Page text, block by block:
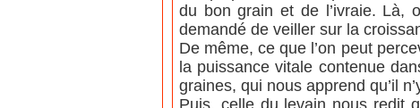
du bon grain et de l’ivraie. Là,
demandé de veiller sur la
De même, ce que l’on peut
la puissance vitale contenue
graines, qui nous apprend qu’il